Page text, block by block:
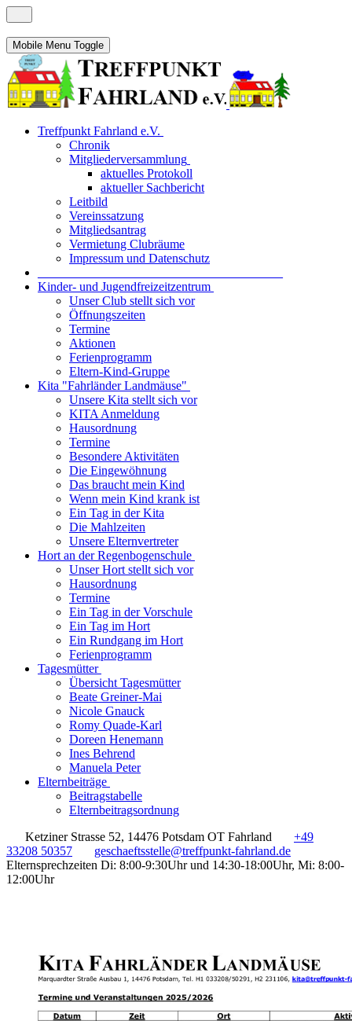
Mobile Menu Toggle
Treffpunkt Fahrland e.V.
Chronik
Mitgliederversammlung
aktuelles Protokoll
aktueller Sachbericht
Leitbild
Vereinssatzung
Mitgliedsantrag
Vermietung Clubräume
Impressum und Datenschutz
Kinder- und Jugendfreizeitzentrum
Unser Club stellt sich vor
Öffnungszeiten
Termine
Aktionen
Ferienprogramm
Eltern-Kind-Gruppe
Kita "Fahrländer Landmäuse"
Unsere Kita stellt sich vor
KITA Anmeldung
Hausordnung
Termine
Besondere Aktivitäten
Die Eingewöhnung
Das braucht mein Kind
Wenn mein Kind krank ist
Ein Tag in der Kita
Die Mahlzeiten
Unsere Elternvertreter
Hort an der Regenbogenschule
Unser Hort stellt sich vor
Hausordnung
Termine
Ein Tag in der Vorschule
Ein Tag im Hort
Ein Rundgang im Hort
Ferienprogramm
Tagesmütter
Übersicht Tagesmütter
Beate Greiner-Mai
Nicole Gnauck
Romy Quade-Karl
Doreen Henemann
Ines Behrend
Manuela Peter
Elternbeiträge
Beitragstabelle
Elternbeitragsordnung
Ketziner Strasse 52, 14476 Potsdam OT Fahrland
+49
33208 50357
geschaeftsstelle@treffpunkt-fahrland.de
Elternsprechzeiten Di: 8:00-9:30Uhr und 14:30-18:00Uhr, Mi: 8:00-
12:00Uhr